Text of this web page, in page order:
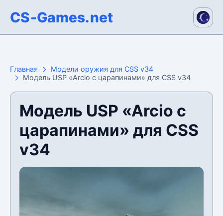
CS-Games.net
Главная
Модели оружия для CSS v34
Модель USP «Arcio с царапинами» для CSS v34
Модель USP «Arcio с
царапинами» для CSS
v34